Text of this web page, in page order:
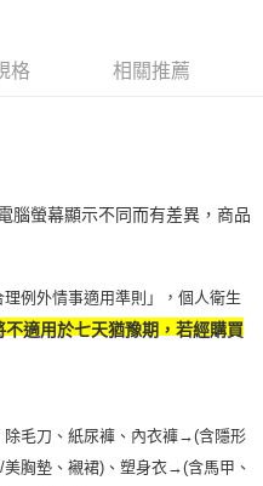
不足之情形，本公司將視審查結果
之使用額度並採取法律行動。
格 相關推薦
腦螢幕顯示不同而有差異，商品
例外情事適用準則」，個人衛生
不適用於七天猶豫期，若經購買
除毛刀、紙尿褲、內衣褲→(含隱形
胸墊、襯裙)、塑身衣→(含馬甲、